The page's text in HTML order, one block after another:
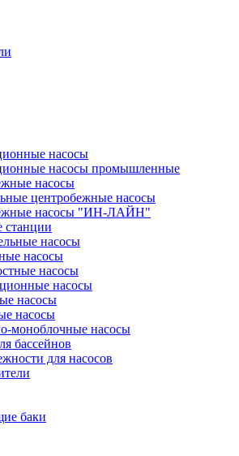
насосы
насосы промышленные
насосы
центробежные насосы
насосы "ИН-ЛАЙН"
станции
насосы
насосы
насосы
насосы
насосы
насосы
моноблочные насосы
бассейнов
для насосов
баки